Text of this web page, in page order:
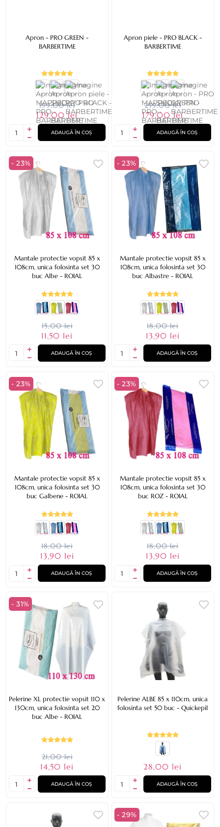
Apron - PRO GREEN -
BARBERTIME
199,00 lei
129,00 lei
ADAUGĂ ÎN COȘ
Apron piele - PRO BLACK -
BARBERTIME
259,00 lei
179,00 lei
ADAUGĂ ÎN COȘ
- 23%
Mantale protectie vopsit 85 x
108cm, unica folosinta set 30
buc Albe - ROIAL
15,00 lei
11,50 lei
ADAUGĂ ÎN COȘ
- 23%
Mantale protectie vopsit 85 x
108cm, unica folosinta set 30
buc Albastre - ROIAL
18,00 lei
13,90 lei
ADAUGĂ ÎN COȘ
- 23%
Mantale protectie vopsit 85 x
108cm, unica folosinta set 30
buc Galbene - ROIAL
18,00 lei
13,90 lei
ADAUGĂ ÎN COȘ
- 23%
Mantale protectie vopsit 85 x
108cm, unica folosinta set 30
buc ROZ - ROIAL
18,00 lei
13,90 lei
ADAUGĂ ÎN COȘ
- 31%
Pelerine XL protectie vopsit 110 x
130cm, unica folosinta set 20
buc Albe - ROIAL
21,00 lei
14,50 lei
ADAUGĂ ÎN COȘ
Pelerine ALBE 85 x 110cm, unica
folosinta set 50 buc - Quickepil
28,00 lei
ADAUGĂ ÎN COȘ
- 29%